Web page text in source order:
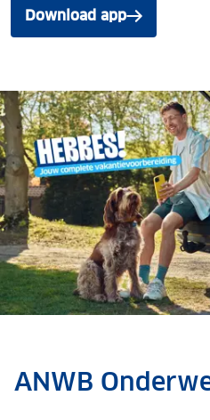
Download app
ANWB